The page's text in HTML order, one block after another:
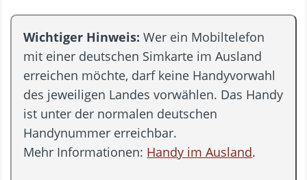
Wichtiger Hinweis: Wer ein Mobiltelefon
mit einer deutschen Simkarte im Ausland
erreichen möchte, darf keine Handyvorwahl
des jeweiligen Landes vorwählen. Das Handy
ist unter der normalen deutschen
Handynummer erreichbar.
Mehr Informationen: Handy im Ausland.